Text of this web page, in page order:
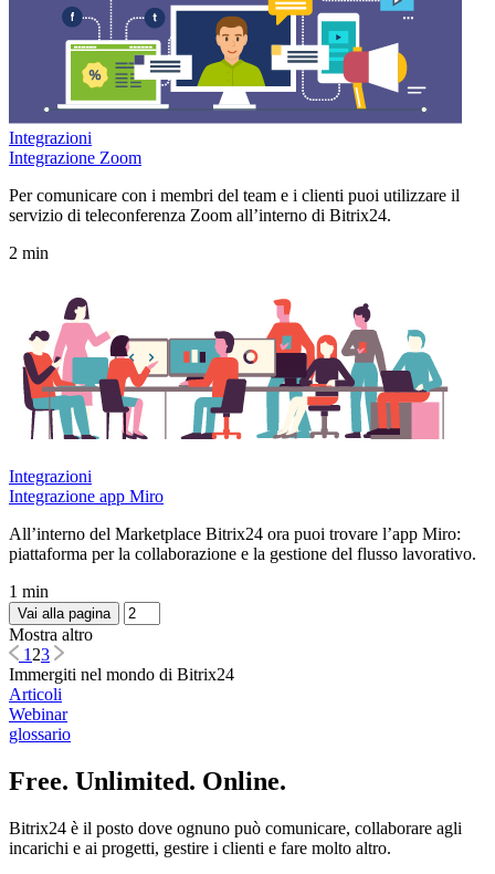
Integrazioni
Integrazione Zoom
Per comunicare con i membri del team e i clienti puoi utilizzare il
servizio di teleconferenza Zoom all’interno di Bitrix24.
2 min
Integrazioni
Integrazione app Miro
All’interno del Marketplace Bitrix24 ora puoi trovare l’app Miro:
piattaforma per la collaborazione e la gestione del flusso lavorativo.
1 min
Vai alla pagina
Mostra altro
1 23
Immergiti nel mondo di Bitrix24
Articoli
Webinar
glossario
Free. Unlimited. Online.
Bitrix24 è il posto dove ognuno può comunicare, collaborare agli
incarichi e ai progetti, gestire i clienti e fare molto altro.